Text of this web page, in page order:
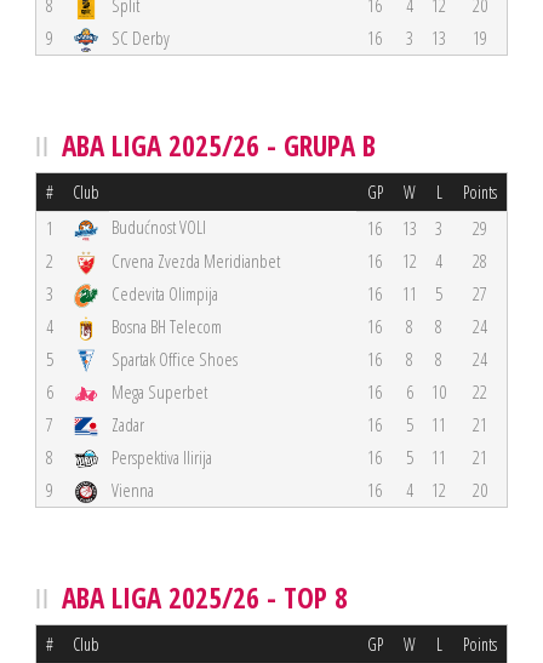
8 Split 16 4 12
20
9
SC Derby 16 3 13 19
ABA LIGA 2025/26 - GRUPA B
# Club GP W L Points
1 Budućnost VOLI 16 13 3
29
2
Crvena Zvezda Meridianbet 16 12 4
28
3
Cedevita Olimpija 16 11 5
27
4
Bosna BH Telecom 16 8 8
24
5
Spartak Office Shoes 16 8 8
24
6
Mega Superbet 16 6 10
22
7
Zadar 16 5 11
21
8
Perspektiva Ilirija 16 5 11
21
9
Vienna 16 4 12 20
ABA LIGA 2025/26 - TOP 8
# Club GP W L Points